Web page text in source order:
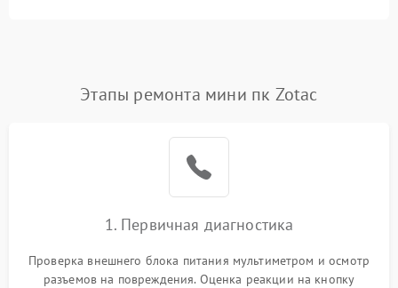
Этапы ремонта мини пк Zotac
1. Первичная диагностика
Проверка внешнего блока питания мультиметром и осмотр
разъемов на повреждения. Оценка реакции на кнопку